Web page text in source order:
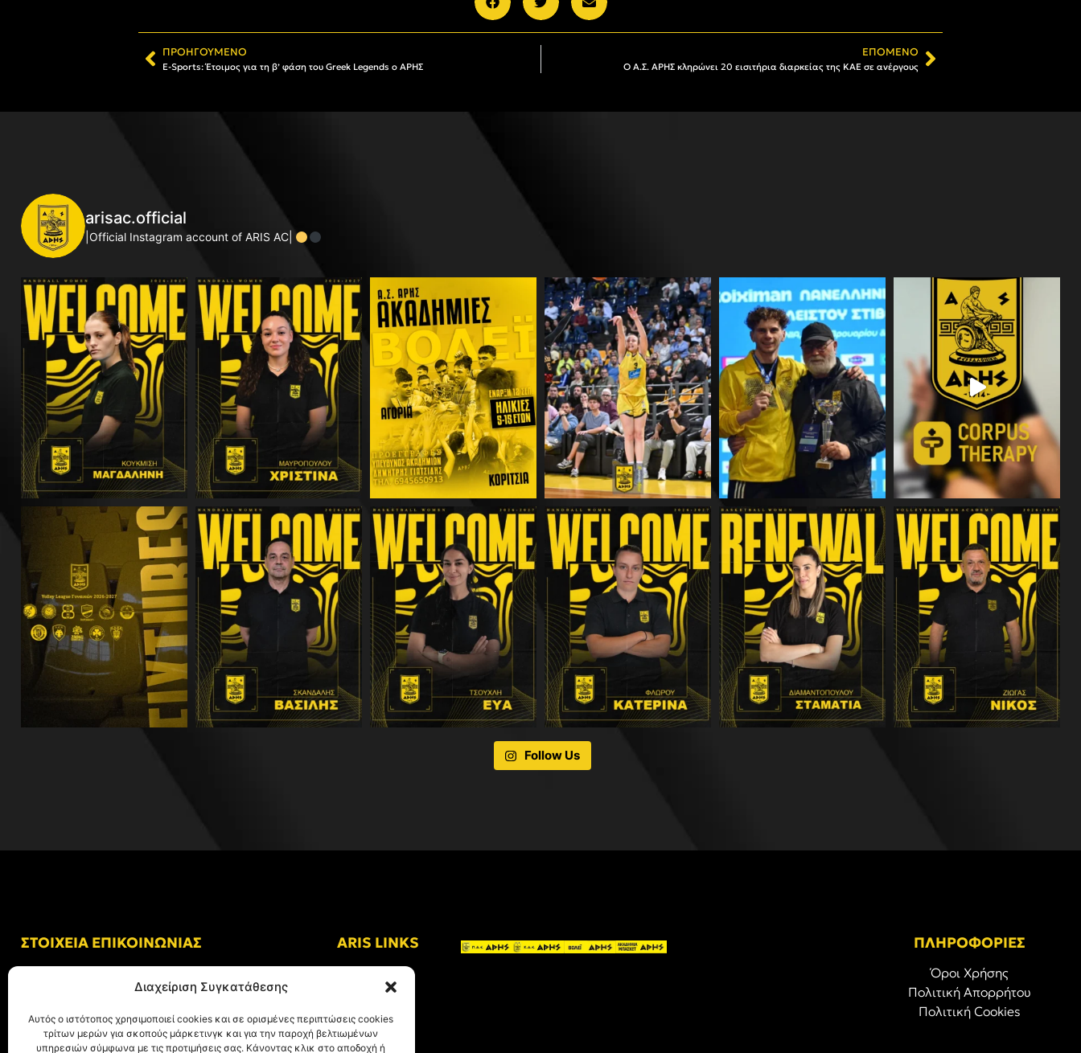
Διαχείριση Συγκατάθεσης
Αυτός ο ιστότοπος χρησιμοποιεί cookies και σε ορισμένες περιπτώσεις cookies
τρίτων μερών για σκοπούς μάρκετινγκ και για την παροχή βελτιωμένων
υπηρεσιών σύμφωνα με τις προτιμήσεις σας. Κάνοντας κλικ στο αποδοχή ή
ΠΡΟΗΓΟΎΜΕΝΟ
E-Sports: Έτοιμος για τη β’ φάση του Greek Legends ο ΑΡΗΣ
ΕΠΌΜΕΝΟ
Ο Α.Σ. ΑΡΗΣ κληρώνει 20 εισιτήρια διαρκείας της ΚΑΕ σε ανέργους
arisac.official
|Official Instagram account of ARIS AC|
Follow Us
ΣΤΟΙΧΕΙΑ ΕΠΙΚΟΙΝΩΝΙΑΣ
Αλκμήνης 69, Χαριλάου
Τ.Κ. 54249 Θεσσαλονίκη
Tηλ. Επικοινωνίας:+30 (2310) 305 402
ARIS LINKS ΠΛΗΡΟΦΟΡΙΕΣ
Όροι Χρήσης
Πολιτική Απορρήτου
Πολιτική Cookies